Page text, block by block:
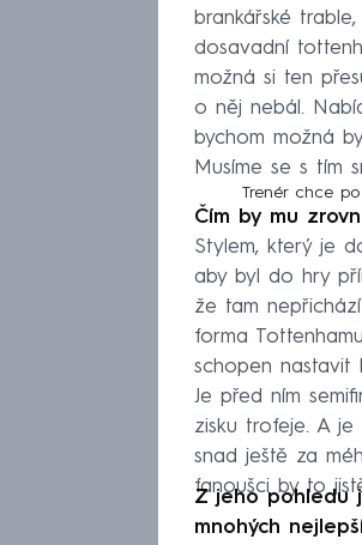
brankářské
dosavadní
možná si ten
o něj nebál.
bychom možná
Musíme se s tím
Trenér chce
Čím by mu
Stylem, který je
aby byl do hry
že tam
forma
schopen nastavit
Je před ním
zisku trofeje. A
snad ještě za
fanoušci by to
Z jeho pohledu
mnohých